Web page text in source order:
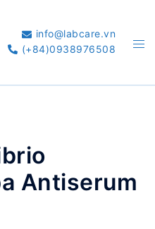
info@labcare.vn
(+84)0938976508
Antiserum